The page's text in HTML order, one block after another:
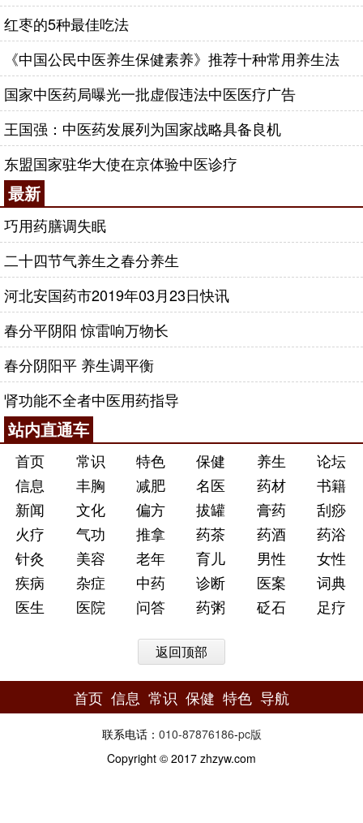
红枣的5种最佳吃法
《中国公民中医养生保健素养》推荐十种常用养生法
国家中医药局曝光一批虚假违法中医医疗广告
王国强：中医药发展列为国家战略具备良机
东盟国家驻华大使在京体验中医诊疗
最新
巧用药膳调失眠
二十四节气养生之春分养生
河北安国药市2019年03月23日快讯
春分平阴阳 惊雷响万物长
春分阴阳平 养生调平衡
肾功能不全者中医用药指导
站内直通车
首页 常识 特色 保健 养生
论坛
信息
丰胸 减肥 名医 药材
书籍
新闻
文化 偏方 拔罐 膏药
刮痧
火疗
气功 推拿 药茶 药酒
药浴
针灸
美容 老年 育儿 男性
女性
疾病
杂症 中药 诊断 医案
词典
医生
医院 问答 药粥 砭石 足疗
返回顶部
首页 信息 常识 保健 特色 导航
联系电话： 010-87876186-pc版
Copyright © 2017 zhzyw.com